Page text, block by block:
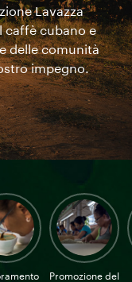
Lavazza
caffè cubano e
delle comunità
impegno.
Promozione del